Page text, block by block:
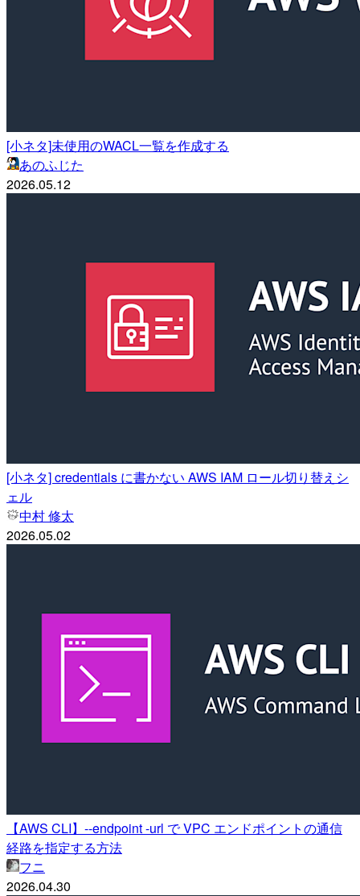
[小ネタ]未使用のWACL一覧を作成する
あのふじた
2026.05.12
[小ネタ] credentials に書かない AWS IAM ロール切り替えシ
ェル
中村 修太
2026.05.02
【AWS CLI】--endpoint -url で VPC エンドポイントの通信
経路を指定する方法
フニ
2026.04.30